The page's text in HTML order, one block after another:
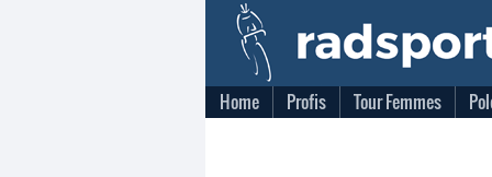
Home Profis Tour Femmes